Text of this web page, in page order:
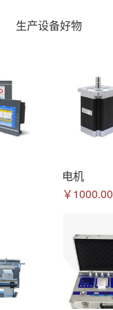
生产设备好物
电机
￥1000.00